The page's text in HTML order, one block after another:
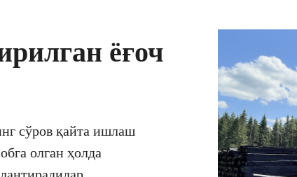
ёғоч
сўров қайта ишлаш
олган ҳолда